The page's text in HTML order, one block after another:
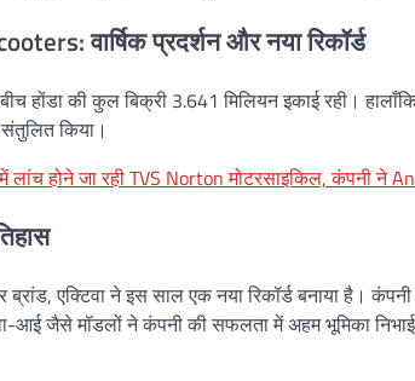
वार्षिक प्रदर्शन और नया रिकॉर्ड
की कुल बिक्री 3.641 मिलियन इकाई रही। हालाँकि
किया।
लांच होने जा रही TVS Norton मोटरसाइकिल, कंपनी ने
एक्टिवा ने इस साल एक नया रिकॉर्ड बनाया है।
आई जैसे मॉडलों ने कंपनी की सफलता में अहम भूमिका